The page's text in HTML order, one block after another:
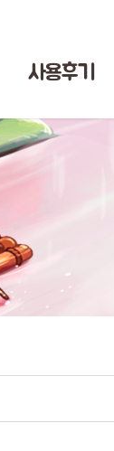
사용후기